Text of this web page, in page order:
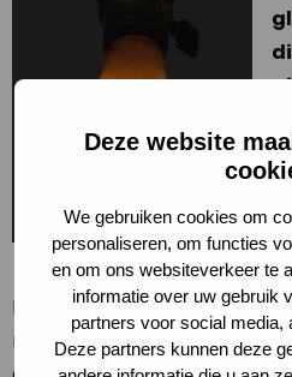
Deze website
We gebruiken cookies om
personaliseren, om functies
en om ons websiteverkeer te
informatie over uw gebruik
partners voor social media,
Deze partners kunnen deze
De lamp is extreem efficiënt
normaal verloren gaat nu